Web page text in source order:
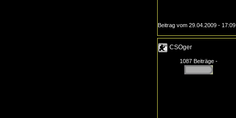
Beitrag vom 29.04.2009 - 17:09
CSOger
1087 Beiträge -